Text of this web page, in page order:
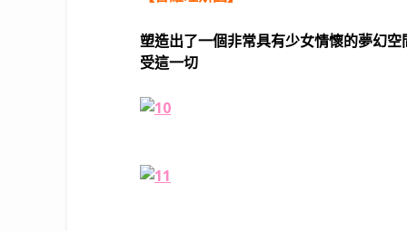
塑造出了一個非常具有少女情懷的夢幻
受這一切